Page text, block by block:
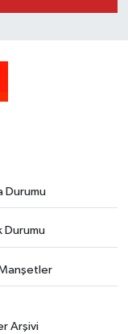
Durumu
Durumu
Arşivi